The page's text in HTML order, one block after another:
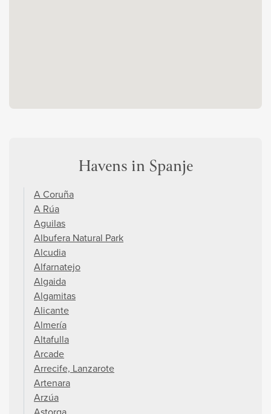
Havens in Spanje
A Coruña
A Rúa
Aguilas
Albufera Natural Park
Alcudia
Alfarnatejo
Algaida
Algamitas
Alicante
Almería
Altafulla
Arcade
Arrecife, Lanzarote
Artenara
Arzúa